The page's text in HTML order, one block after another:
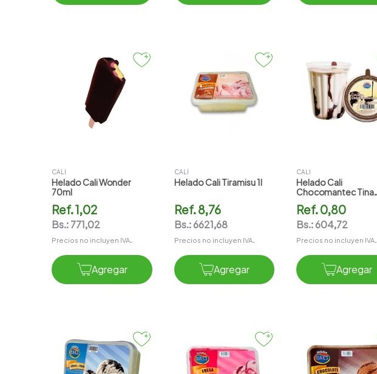
CALI
Helado Cali Wonder
70ml
Ref.1,02
Bs.:771,02
Precios no incluyen IVA.
Agregar
CALI
Helado Cali Tiramisu 1l
Ref.8,76
Bs.:6621,68
Precios no incluyen IVA.
Agregar
CALI
Helado Cali
Chocomantec Tina
Ref.0,80
Bs.:604,72
Precios no incluyen IVA.
Agregar